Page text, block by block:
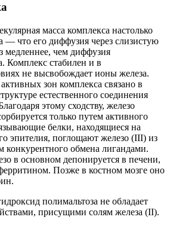
масса комплекса настолько
что его диффузия через слизистую
медленнее, чем диффузия
Комплекс стабилен и в
не высвобождает ионы железа.
зон комплекса связано в
естественного соединения
этому сходству, железо
только путем активного
белки, находящиеся на
эпителия, поглощают железо (III) из
конкурентного обмена лигандами.
в основном депонируется в печени,
Позже в костном мозге оно
полимальтоза не обладает
присущими солям железа (II).